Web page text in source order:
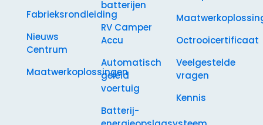
Fabrieksrondleiding
Nieuws
Centrum
Maatwerkoplossingen
batterijen
RV Camper
Accu
Automatisch
geleid
voertuig
Batterij-
Octrooicertificaat
Veelgestelde
vragen
Kennis